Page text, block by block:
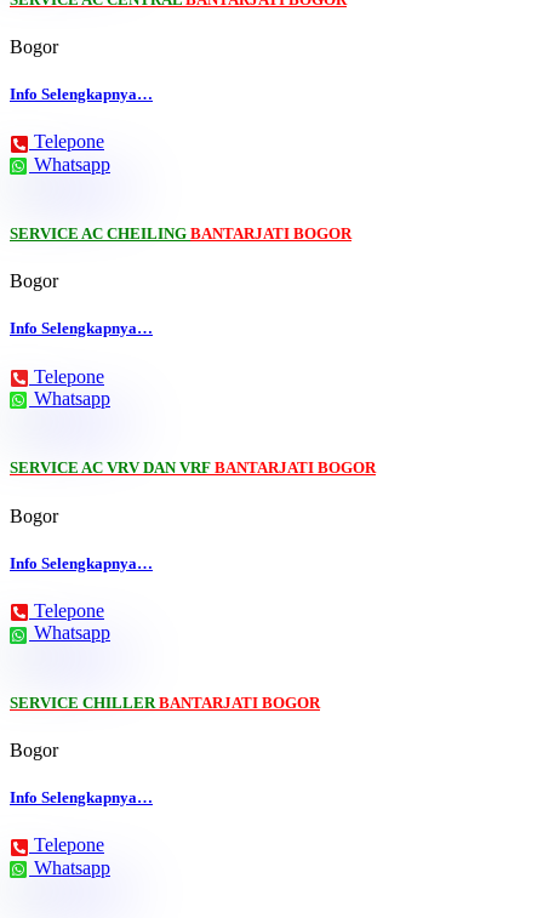
Bogor
Info Selengkapnya…
Telepone
Whatsapp
SERVICE AC CHEILING BANTARJATI BOGOR
Bogor
Info Selengkapnya…
Telepone
Whatsapp
SERVICE AC VRV DAN VRF BANTARJATI BOGOR
Bogor
Info Selengkapnya…
Telepone
Whatsapp
SERVICE CHILLER BANTARJATI BOGOR
Bogor
Info Selengkapnya…
Telepone
Whatsapp